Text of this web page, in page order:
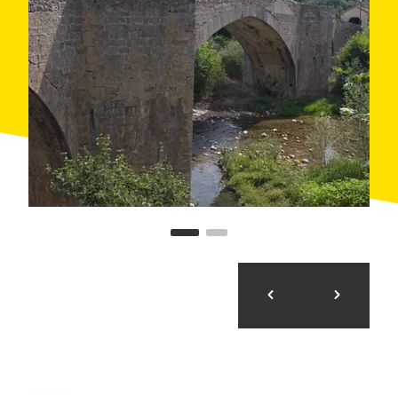
contraire.
Dans le même village, nous empruntons la piste en
terre en bon état mais avec de nombreuses pierres
détachées qui descend jusqu'au Molí de Fórnols.
Nous traversons la route et nous empruntons la piste
jusqu'au camping du Moí pour nous dévier juste après
par le chemin avec des marques de la route rouge
numéro 26 du Centre VTT et de GR, en ascension
légère jusqu'à Tuixén, pour gagner ensuite du
dénivelé sur certains tronçons, jusqu'au col de Port.
technique plutôt élevée, il peut être lisser en faisant un
Tuixén et en direction du col de Port pour ensuite faire